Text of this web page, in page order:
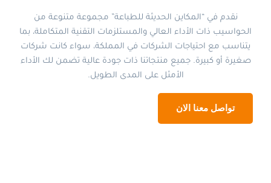
نقدم في “المكاين الحديثة للطباعة” مجموعة متنوعة من
الحواسيب ذات الأداء العالي والمستلزمات التقنية المتكاملة، بما
يتناسب مع احتياجات الشركات في المملكة، سواء كانت شركات
صغيرة أو كبيرة. جميع منتجاتنا ذات جودة عالية تضمن لك الأداء
الأمثل على المدى الطويل.
تواصل معنا الان